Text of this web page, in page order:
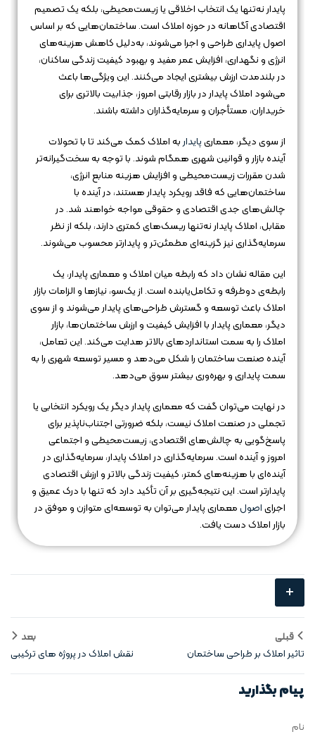
پایدار نه‌تنها یک انتخاب اخلاقی یا زیست‌محیطی، بلکه یک تصمیم
اقتصادی آگاهانه در حوزه املاک است. ساختمان‌هایی که بر اساس
اصول پایداری طراحی و اجرا می‌شوند، به‌دلیل کاهش هزینه‌های
انرژی و نگهداری، افزایش عمر مفید و بهبود کیفیت زندگی ساکنان،
در بلندمدت ارزش بیشتری ایجاد می‌کنند. این ویژگی‌ها باعث
می‌شود املاک پایدار در بازار رقابتی امروز، جذابیت بالاتری برای
خریداران، مستأجران و سرمایه‌گذاران داشته باشند.
از سوی دیگر، معماریپایداربه املاک کمک می‌کند تا با تحولات
آینده بازار و قوانین شهری همگام شوند. با توجه به سخت‌گیرانه‌تر
شدن مقررات زیست‌محیطی و افزایش هزینه منابع انرژی،
ساختمان‌هایی که فاقد رویکرد پایدار هستند، در آینده با
چالش‌های جدی اقتصادی و حقوقی مواجه خواهند شد. در
مقابل، املاک پایدار نه‌تنها ریسک‌های کمتری دارند، بلکه از نظر
سرمایه‌گذاری نیز گزینه‌ای مطمئن‌تر و پایدارتر محسوب می‌شوند.
این مقاله نشان داد که رابطه میان املاک و معماری پایدار، یک
رابطه‌ی دوطرفه و تکامل‌یابنده است. از یک‌سو، نیازها و الزامات بازار
املاک باعث توسعه و گسترش طراحی‌های پایدار می‌شوند و از سوی
دیگر، معماری پایدار با افزایش کیفیت و ارزش ساختمان‌ها، بازار
املاک را به سمت استانداردهای بالاتر هدایت می‌کند. این تعامل،
آینده صنعت ساختمان را شکل می‌دهد و مسیر توسعه شهری را به
سمت پایداری و بهره‌وری بیشتر سوق می‌دهد.
در نهایت می‌توان گفت که معماری پایدار دیگر یک رویکرد انتخابی یا
تجملی در صنعت املاک نیست، بلکه ضرورتی اجتناب‌ناپذیر برای
پاسخ‌گویی به چالش‌های اقتصادی، زیست‌محیطی و اجتماعی
امروز و آینده است. سرمایه‌گذاری در املاک پایدار، سرمایه‌گذاری در
آینده‌ای با هزینه‌های کمتر، کیفیت زندگی بالاتر و ارزش اقتصادی
پایدارتر است. این نتیجه‌گیری بر آن تأکید دارد که تنها با درک عمیق و
اجرایاصولمعماری پایدار می‌توان به توسعه‌ای متوازن و موفق در
بازار املاک دست یافت.
+
قبلی
تاثیر املاک بر طراحی ساختمان
بعد
نقش املاک در پروژه‌ های ترکیبی
پیام بگذارید
نام